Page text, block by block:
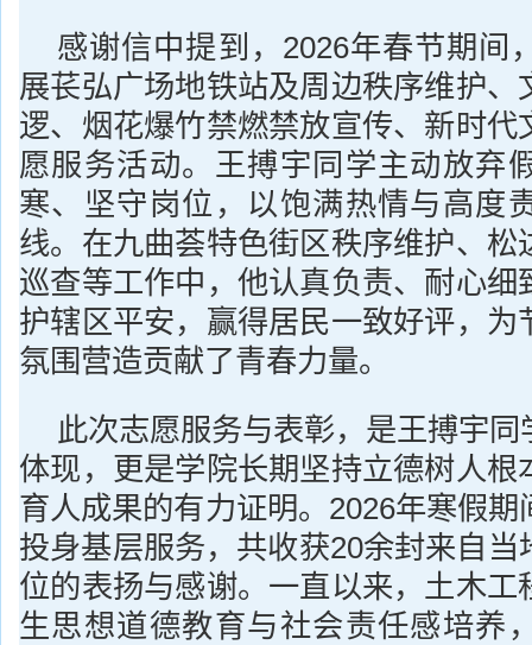
感谢信中提到，2026年春节期间
展苌弘广场地铁站及周边秩序维护、
逻、烟花爆竹禁燃禁放宣传、新时代
愿服务活动。王搏宇同学主动放弃
寒、坚守岗位，以饱满热情与高度
线。在九曲荟特色街区秩序维护、松
巡查等工作中，他认真负责、耐心细
护辖区平安，赢得居民一致好评，为
氛围营造贡献了青春力量。
此次志愿服务与表彰，是王搏宇
体现，更是学院长期坚持立德树人根
育人成果的有力证明。2026年寒假
投身基层服务，共收获20余封来自当
位的表扬与感谢。一直以来，土木工
生思想道德教育与社会责任感培养